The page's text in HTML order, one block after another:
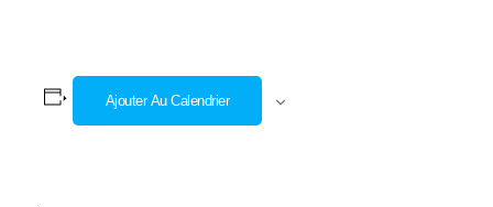
Ajouter Au Calendrier